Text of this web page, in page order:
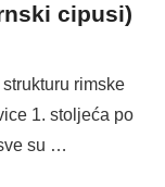
cipusi)
rimske
1. stoljeća po
su …